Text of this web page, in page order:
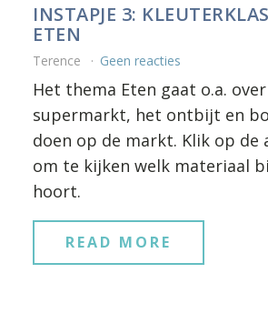
INSTAPJE 3:
ETEN
Terence Geen reacties
Het thema Eten gaat o.a.
supermarkt, het ontbijt en
doen op de markt. Klik op de
om te kijken welk materiaal
hoort.
READ MORE